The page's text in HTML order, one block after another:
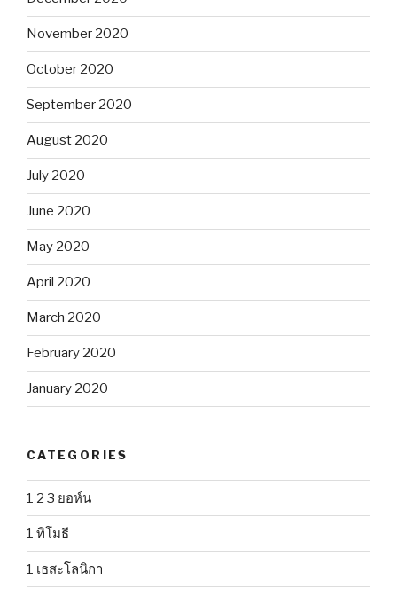
November 2020
October 2020
September 2020
August 2020
July 2020
June 2020
May 2020
April 2020
March 2020
February 2020
January 2020
CATEGORIES
1 2 3 ยอห์น
1 ทิโมธี
1 เธสะโลนิกา